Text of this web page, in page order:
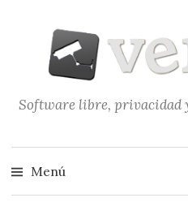
contenido
Software libre, privacidad
Menú